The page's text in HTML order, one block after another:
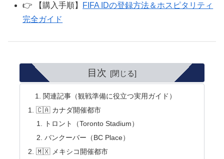
👉 【購入手順】
FIFA IDの登録方法＆ホスピタリティ
完全ガイド
目次
関連記事（観戦準備に役立つ実用ガイド）
🇨🇦 カナダ開催都市
トロント（Toronto Stadium）
バンクーバー（BC Place）
🇲🇽 メキシコ開催都市